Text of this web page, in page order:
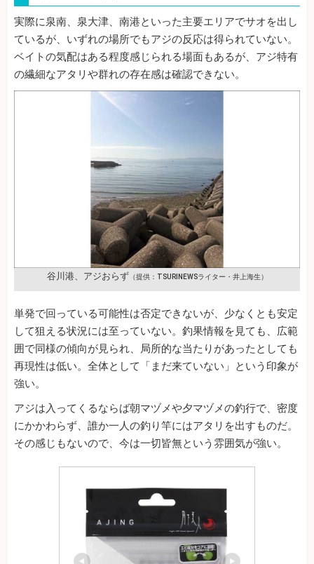
実際に泉南、泉大津、南港といった主要エリアでサオを出し
ているが、いずれの場所でもアジの反応は得られていない。
ベイトの気配はある程度感じられる場面もあるが、アジ特有
の繊細なアタリや群れの存在感は確認できない。
谷川港、アジおらず（提供：TSURINEWSライター・井上海生）
単発で回っている可能性は否定できないが、少なくとも安定
して狙える状況には至っていない。釣果情報を見ても、広範
囲で同様の傾向が見られ、局所的な当たりがあったとしても
再現性は低い。全体として「まだ来ていない」という印象が
強い。
アジは入ってくるならば朝マヅメや夕マヅメの釣行で、密度
にかかわらず、誰か一人の釣り竿にはアタリを出すものだ。
その感じもないので、今は一切皆無という雰囲気が強い。